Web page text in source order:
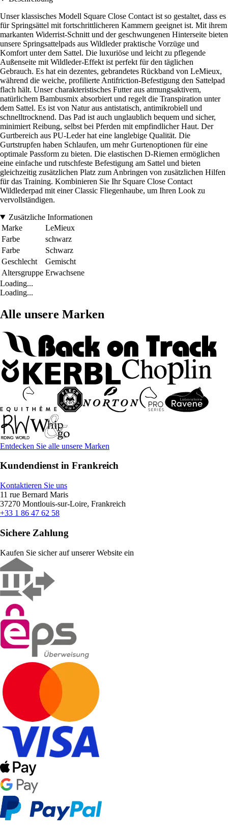
Unser klassisches Modell Square Close Contact ist so gestaltet, dass es
für Springsättel mit fortschrittlicheren Kammern geeignet ist. Mit ihrem
markanten Widerrist-Schnitt und der geschwungenen Hinterseite bieten
unsere Springsattelpads aus Wildleder praktische Vorzüge und
Komfort unter dem Sattel. Die luxuriöse und leicht zu pflegende
Außenseite mit Wildleder-Effekt ist perfekt für den täglichen
Gebrauch. Es hat ein dezentes, gebrandetes Rückband von LeMieux,
während die weiche, profilierte Antifriction-Befestigung den Sattelpad
flach hält. Unser charakteristisches Futter aus atmungsaktivem,
natürlichem Bambusmix absorbiert und regelt die Transpiration unter
dem Sattel. Es ist von Natur aus antistatisch, antimikrobiell und
schnelltrocknend. Das Pad ist auch unglaublich bequem und sicher,
minimiert Reibung, selbst bei Pferden mit empfindlicher Haut. Der
Gurtbereich aus PU-Leder hat eine langlebige Qualität. Die
Gurtstrupfen haben Schlaufen, um mehr Gurtenoptionen für eine
optimale Passform zu bieten. Die elastischen D-Riemen ermöglichen
eine einfache und rutschfeste Befestigung am Sattel und bieten
gleichzeitig zusätzlichen Platz zum Anbringen von zusätzlichen Hilfen
für das Training. Kombinieren Sie Ihr Square Close Contact
Wildlederpad mit einer Classic Fliegenhaube, um Ihren Look zu
vervollständigen.
Zusätzliche Informationen
Marke
LeMieux
Farbe
schwarz
Farbe
Schwarz
Geschlecht
Gemischt
Altersgruppe Erwachsene
Loading...
Loading...
Alle unsere Marken
Entdecken Sie alle unsere Marken
Kundendienst in Frankreich
Kontaktieren Sie uns
11 rue Bernard Maris
37270 Montlouis-sur-Loire, Frankreich
+33 1 86 47 62 58
Sichere Zahlung
Kaufen Sie sicher auf unserer Website ein